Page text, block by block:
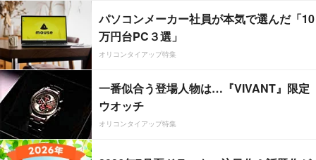
パソコンメーカー社員が本気で選んだ「10
万円台PC３選」
オリコンタイアップ特集
一番似合う登場人物は…『VIVANT』限定
ウオッチ
オリコンタイアップ特集